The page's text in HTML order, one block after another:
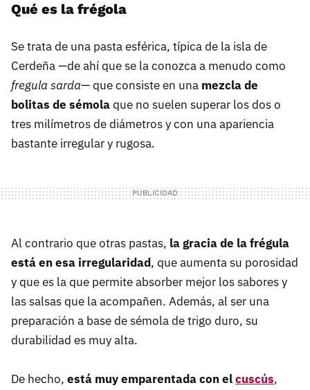
Qué es la frégola
Se trata de una pasta esférica, típica de la isla de
Cerdeña —de ahí que se la conozca a menudo como
fregula sarda— que consiste en una mezcla de
bolitas de sémolaque no suelen superar los dos o
tres milímetros de diámetros y con una apariencia
bastante irregular y rugosa.
Al contrario que otras pastas, la gracia de la frégula
está en esa irregularidad, que aumenta su porosidad
y que es la que permite absorber mejor los sabores y
las salsas que la acompañen. Además, al ser una
preparación a base de sémola de trigo duro, su
durabilidad es muy alta.
De hecho, está muy emparentada con elcuscús,